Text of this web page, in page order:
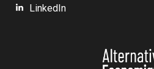
LinkedIn